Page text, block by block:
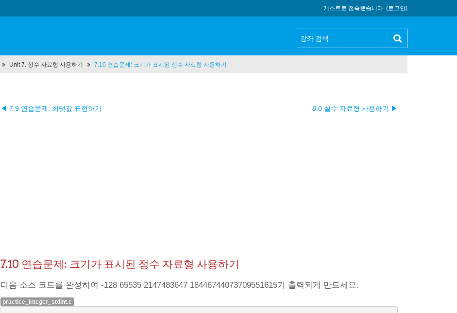
게스트로 접속했습니다. (로그인)
Unit 7. 정수 자료형 사용하기 7.10 연습문제: 크기가 표시된 정수 자료형 사용하기
◀ 7.9 연습문제: 최댓값 표현하기 8.0 실수 자료형 사용하기 ▶︎
7.10 연습문제: 크기가 표시된 정수 자료형 사용하기
다음 소스 코드를 완성하여 -128 65535 2147483647 18446744073709551615가 출력되게 만드세요.
practice_integer_stdint.c